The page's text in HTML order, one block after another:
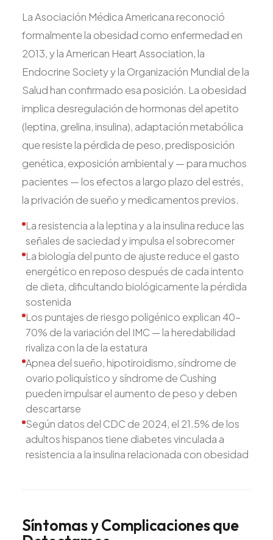
La Asociación Médica Americana reconoció
formalmente la obesidad como enfermedad en
2013, y la American Heart Association, la
Endocrine Society y la Organización Mundial de la
Salud han confirmado esa posición. La obesidad
implica desregulación de hormonas del apetito
(leptina, grelina, insulina), adaptación metabólica
que resiste la pérdida de peso, predisposición
genética, exposición ambiental y — para muchos
pacientes — los efectos a largo plazo del estrés,
la privación de sueño y medicamentos previos.
La resistencia a la leptina y a la insulina reduce las
señales de saciedad y impulsa el sobrecomer
La biología del punto de ajuste reduce el gasto
energético en reposo después de cada intento
de dieta, dificultando biológicamente la pérdida
sostenida
Los puntajes de riesgo poligénico explican 40–
70% de la variación del IMC — la heredabilidad
rivaliza con la de la estatura
Apnea del sueño, hipotiroidismo, síndrome de
ovario poliquístico y síndrome de Cushing
pueden impulsar el aumento de peso y deben
descartarse
Según datos del CDC de 2024, el 21.5% de los
adultos hispanos tiene diabetes vinculada a
resistencia a la insulina relacionada con obesidad
SíntomasyComplicacionesque